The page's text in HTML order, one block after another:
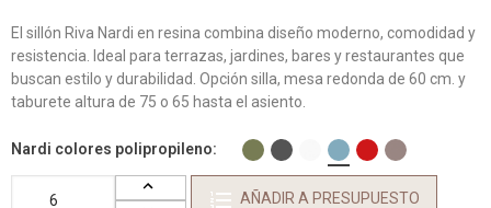
El sillón Riva Nardi en resina combina diseño moderno, comodidad y
resistencia. Ideal para terrazas, jardines, bares y restaurantes que
buscan estilo y durabilidad. Opción silla, mesa redonda de 60 cm. y
taburete altura de 75 o 65 hasta el asiento.
Nardi colores polipropileno
AÑADIR A PRESUPUESTO